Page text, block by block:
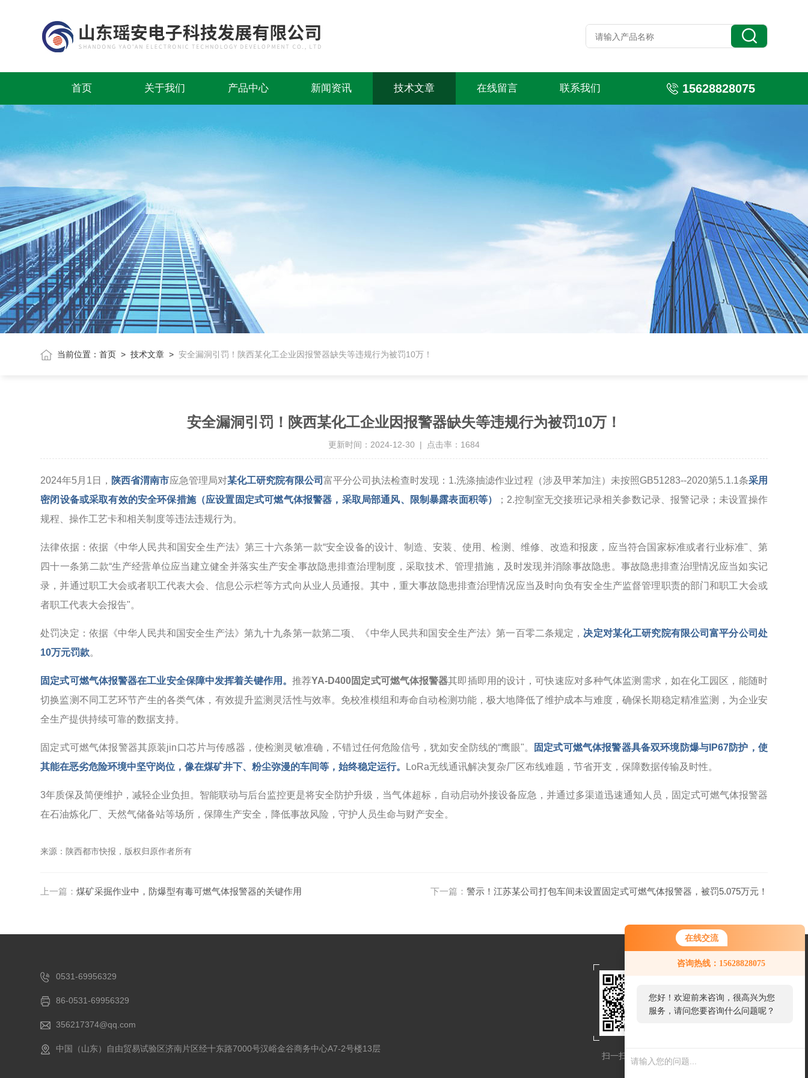
在线交流
咨询热线：15628828075
您好！欢迎前来咨询，很高兴为您
服务，请问您要咨询什么问题呢？
首页 关于我们 产品中心 新闻资讯 技术文章 在线留言 联系我们 15628828075
当前位置：首页 >技术文章 >安全漏洞引罚！陕西某化工企业因报警器缺失等违规行为被罚10万！
安全漏洞引罚！陕西某化工企业因报警器缺失等违规行为被罚10万！
更新时间：2024-12-30 | 点击率：1684
2024年5月1日， 陕西省渭南市应急管理局对某化工研究院有限公司 富平分公司执法检查时发现：1.洗涤抽滤作业过程（涉及甲苯加注）未按照GB51283--2020第5.1.1条采用
密闭设备或采取有效的安全环保措施（应设置固定式可燃气体报警器，采取局部通风、限制暴露表面积等）
；2.控制室无交接班记录相关参数记录、报警记录；未设置操作
规程、操作工艺卡和相关制度等违法违规行为。
法律依据：依据《中华人民共和国安全生产法》第三十六条第一款“安全设备的设计、制造、安装、使用、检测、维修、改造和报废，应当符合国家标准或者行业标准"、第
四十一条第二款“生产经营单位应当建立健全并落实生产安全事故隐患排查治理制度，采取技术、管理措施，及时发现并消除事故隐患。事故隐患排查治理情况应当如实记
录，并通过职工大会或者职工代表大会、信息公示栏等方式向从业人员通报。其中，重大事故隐患排查治理情况应当及时向负有安全生产监督管理职责的部门和职工大会或
者职工代表大会报告"。
处罚决定：依据《中华人民共和国安全生产法》第九十九条第一款第二项、《中华人民共和国安全生产法》第一百零二条规定， 决定对某化工研究院有限公司富平分公司处
10万元罚款。
固定式可燃气体报警器在工业安全保障中发挥着关键作用。 推荐YA-D400固定式可燃气体报警器其即插即用的设计，可快速应对多种气体监测需求，如在化工园区，能随时
切换监测不同工艺环节产生的各类气体，有效提升监测灵活性与效率。免校准模组和寿命自动检测功能，极大地降低了维护成本与难度，确保长期稳定精准监测，为企业安
全生产提供持续可靠的数据支持。
固定式可燃气体报警器其原装jin口芯片与传感器，使检测灵敏准确，不错过任何危险信号，犹如安全防线的“鹰眼"。
固定式可燃气体报警器具备双环境防爆与IP67防护，使
其能在恶劣危险环境中坚守岗位，像在煤矿井下、粉尘弥漫的车间等，始终稳定运行。
LoRa无线通讯解决复杂厂区布线难题，节省开支，保障数据传输及时性。
3年质保及简便维护，减轻企业负担。智能联动与后台监控更是将安全防护升级，当气体超标，自动启动外接设备应急，并通过多渠道迅速通知人员，固定式可燃气体报警器
在石油炼化厂、天然气储备站等场所，保障生产安全，降低事故风险，守护人员生命与财产安全。
来源：陕西都市快报，版权归原作者所有
上一篇：煤矿采掘作业中，防爆型有毒可燃气体报警器的关键作用 下一篇： 警示！江苏某公司打包车间未设置固定式可燃气体报警器，被罚5.075万元！
0531-69956329
86-0531-69956329
356217374@qq.com
中国（山东）自由贸易试验区济南片区经十东路7000号汉峪金谷商务中心A7-2号楼13层
扫一扫关注我们